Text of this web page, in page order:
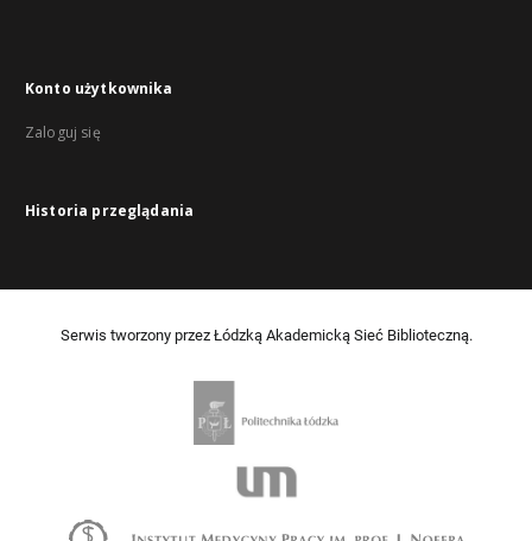
Konto użytkownika
Zaloguj się
Historia przeglądania
Serwis tworzony przez Łódzką Akademicką Sieć Biblioteczną.